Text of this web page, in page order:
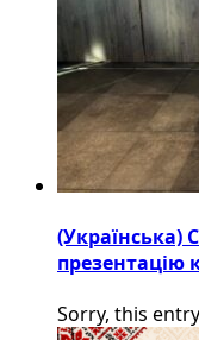
(Українська)
презентацію
Sorry, this